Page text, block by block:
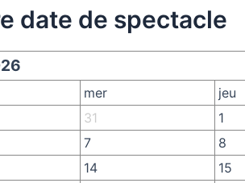
date de spectacle
mer jeu
31 1
7 8
14 15